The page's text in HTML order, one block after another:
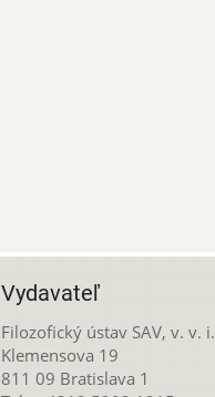
Vydavateľ
Filozofický ústav SAV, v. v. i.
Klemensova 19
811 09 Bratislava 1